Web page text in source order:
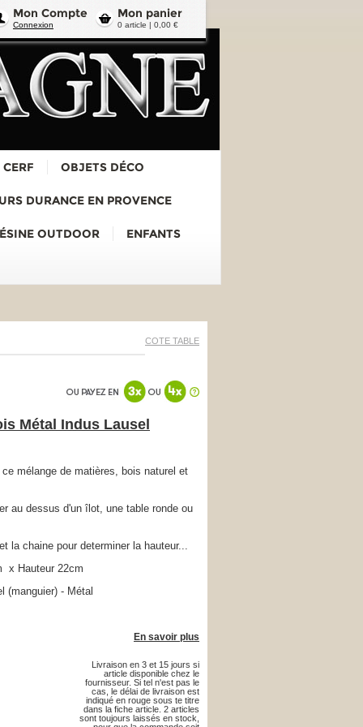
Mon panier
0 article | 0,00 €
Mon Compte
Connexion
OBJETS DÉCO
DURANCE EN PROVENCE
OUTDOOR ENFANTS
COTE TABLE
Métal Indus Lausel
mélange de matières, bois naturel et
au dessus d'un îlot, une table ronde ou
la chaine pour determiner la hauteur...
x Hauteur 22cm
(manguier) - Métal
En savoir plus
Livraison en 3 et 15 jours si
article disponible chez le
fournisseur. Si tel n'est pas le
cas, le délai de livraison est
indiqué en rouge sous te titre
dans la fiche article. 2 articles
sont toujours laissés en stock,